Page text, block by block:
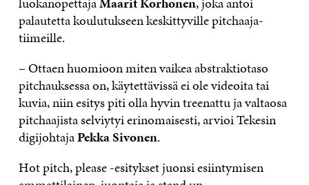
palautetta koulutukseen keskittyville pitchaaja-
tiimeille.
– Ottaen huomioon miten vaikea abstraktiotaso
pitchauksessa on, käytettävissä ei ole videoita tai
kuvia, niin esitys piti olla hyvin treenattu ja valtaosa
pitchaajista selviytyi erinomaisesti, arvioi Tekesin
digijohtajaPekka Sivonen.
Hot pitch, please -esitykset juonsi esiintymisen